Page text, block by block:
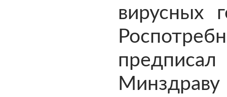
вирусных
предписал
Минздраву